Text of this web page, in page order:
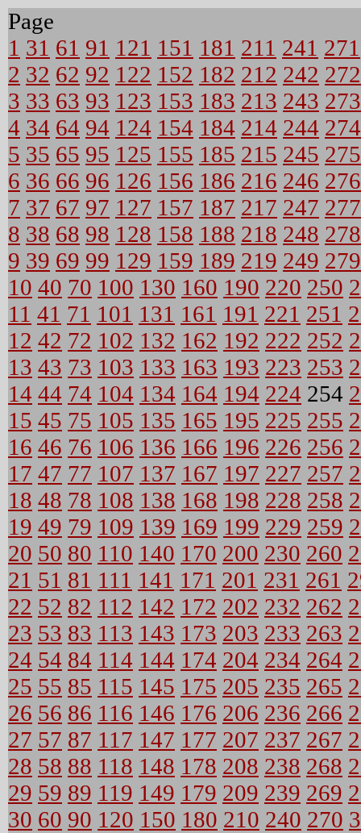
Page
1 31 61 91 121 151 181 211 241 271
2 32 62 92 122 152 182 212 242 272
3 33 63 93 123 153 183 213 243 273
4 34 64 94 124 154 184 214 244 274
5 35 65 95 125 155 185 215 245 275
6 36 66 96 126 156 186 216 246 276
7 37 67 97 127 157 187 217 247 277
8 38 68 98 128 158 188 218 248 278
9 39 69 99 129 159 189 219 249 279
10 40 70 100 130 160 190 220 250
11 41 71 101 131 161 191 221 251
12 42 72 102 132 162 192 222 252
13 43 73 103 133 163 193 223 253
14 44 74 104 134 164 194 224 254
15 45 75 105 135 165 195 225 255
16 46 76 106 136 166 196 226 256
17 47 77 107 137 167 197 227 257
18 48 78 108 138 168 198 228 258
19 49 79 109 139 169 199 229 259
20 50 80 110 140 170 200 230 260
21 51 81 111 141 171 201 231 261
22 52 82 112 142 172 202 232 262
23 53 83 113 143 173 203 233 263
24 54 84 114 144 174 204 234 264
25 55 85 115 145 175 205 235 265
26 56 86 116 146 176 206 236 266
27 57 87 117 147 177 207 237 267
28 58 88 118 148 178 208 238 268
29 59 89 119 149 179 209 239 269
30 60 90 120 150 180 210 240 270